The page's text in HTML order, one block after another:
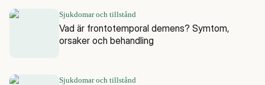
Sjukdomar och tillstånd
Vad är frontotemporal demens? Symtom,
orsaker och behandling
Sjukdomar och tillstånd